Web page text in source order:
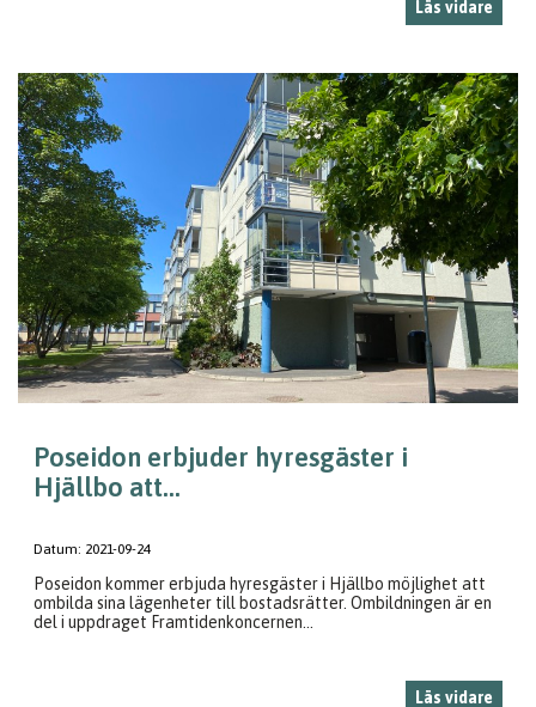
Läs vidare
Poseidon erbjuder hyresgäster i
Hjällbo att...
Datum: 2021-09-24
Poseidon kommer erbjuda hyresgäster i Hjällbo möjlighet att
ombilda sina lägenheter till bostadsrätter. Ombildningen är en
del i uppdraget Framtidenkoncernen...
Läs vidare